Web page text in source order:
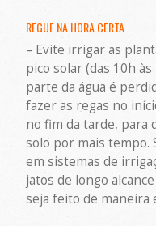
REGUE NA HORA CERTA
– Evite irrigar as
pico solar (das 10h
parte da água é
fazer as regas no
no fim da tarde, para
solo por mais tempo.
em sistemas de
jatos de longo
seja feito de maneira